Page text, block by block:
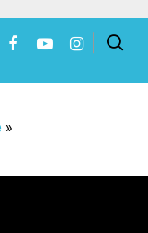
»